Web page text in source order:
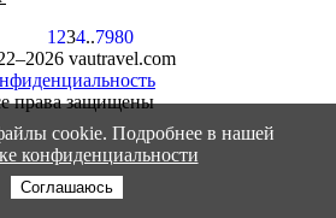
1 234..7980
vautravel.com
права защищены
cookie. Подробнее в нашей
конфиденциальности
Соглашаюсь